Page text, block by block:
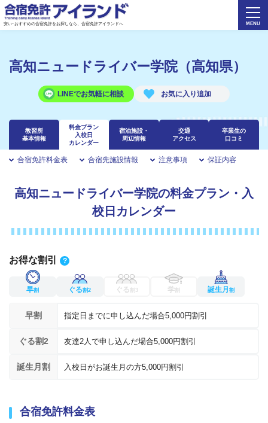
安い･おすすめの合宿免許をお探しなら、合宿免許アイランドへ
高知ニュードライバー学院（高知県）
LINEでお気軽に相談
教習所
基本情報
料金プラン
入校日
カレンダー
宿泊施設・
周辺情報
交通
アクセス
卒業生の
口コミ
合宿免許料金表 合宿先施設情報 注意事項 保証内容
高知ニュードライバー学院の料金プラン・入
校日カレンダー
お得な割引 ?
早割 ぐる割2 ぐる 割3 学 誕生月割
早割 指定日までに申し込んだ場合5,000円割引
ぐる割2 友達2人で申し込んだ場合5,000円割引
誕生月割 入校日がお誕生月の方5,000円割引
合宿免許料金表